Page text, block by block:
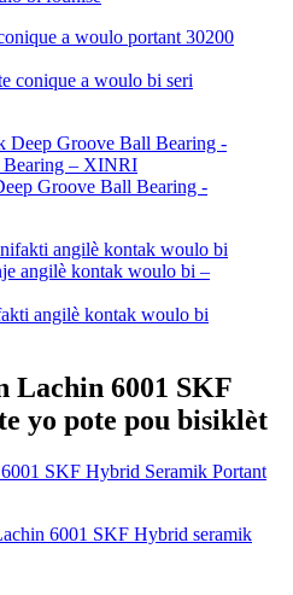
conique a woulo bi seri
Groove Ball Bearing -
angilè kontak woulo bi
Lachin 6001 SKF
yo pote pou bisiklèt